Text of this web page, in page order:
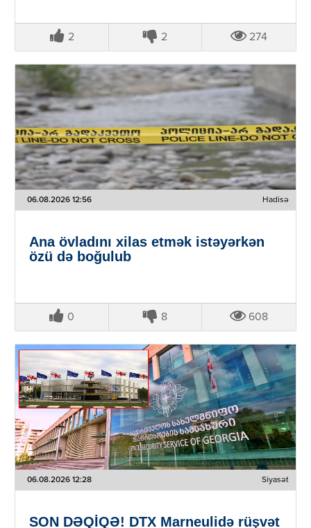
2 2 274
06.08.2026 12:56 Hadisə
Ana övladını xilas etmək istəyərkən
özü də boğulub
0 8 608
06.08.2026 12:28 Siyasət
SON DƏQİQƏ! DTX Marneulidə rüşvət